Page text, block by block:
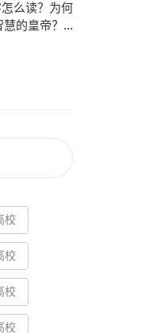
么读？为何
的皇帝？...
校
校
校
校